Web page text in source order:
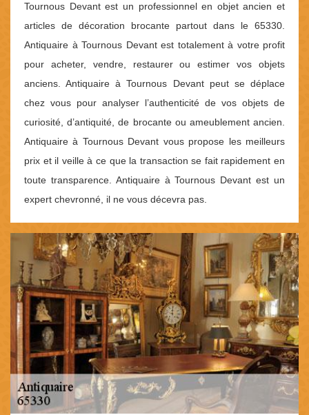
Tournous Devant est un professionnel en objet ancien et
articles de décoration brocante partout dans le 65330.
Antiquaire à Tournous Devant est totalement à votre profit
pour acheter, vendre, restaurer ou estimer vos objets
anciens. Antiquaire à Tournous Devant peut se déplace
chez vous pour analyser l’authenticité de vos objets de
curiosité, d’antiquité, de brocante ou ameublement ancien.
Antiquaire à Tournous Devant vous propose les meilleurs
prix et il veille à ce que la transaction se fait rapidement en
toute transparence. Antiquaire à Tournous Devant est un
expert chevronné, il ne vous décevra pas.